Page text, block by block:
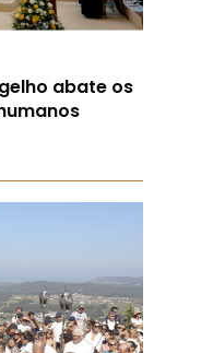
abate os